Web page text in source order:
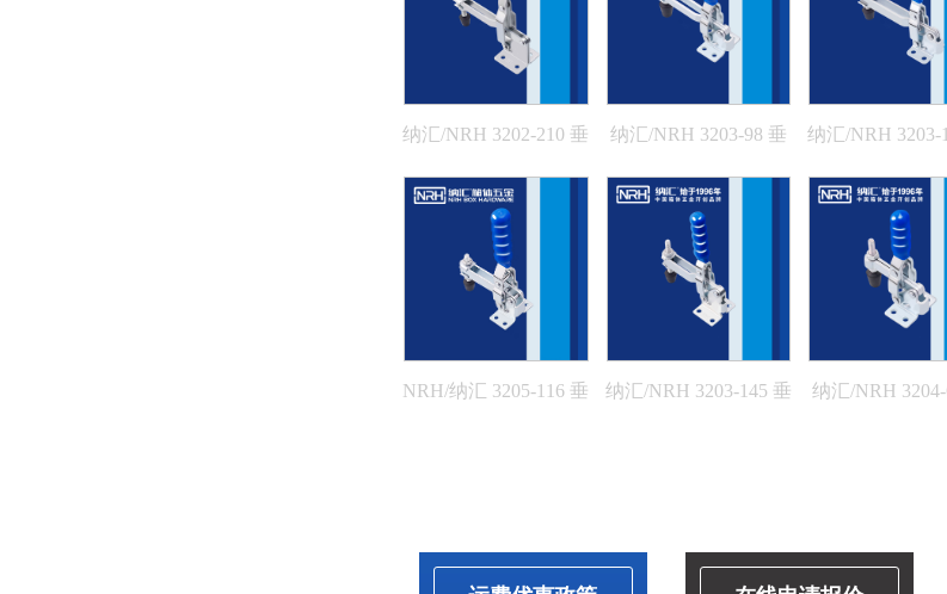
纳汇/NRH 3202-210 垂
纳汇/NRH 3203-98 垂
纳汇/NRH 3203-
NRH/纳汇 3205-116 垂
纳汇/NRH 3203-145 垂
纳汇/NRH